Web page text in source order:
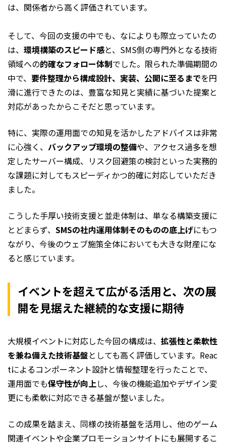
は、関係者から高く評価されています。
そして、今回の支援の中でも、なによりも際立っていたの
は、 環境構築のスピード感と、SMS側の専門外となる技術
領域への的確なフォロー体制でした。限られた準備期間の
中で、 要件整理から構成設計、実装、公開に至るまでを円
滑に進行できたのは、豊富な知見と実績に基づいた提案と
対応があったからこそだと思っています。
特に、実際の運用面での知見を活かしたアドバイスは非常
に心強く、 バックアップ環境の整備や、アクセス過多を想
定したサーバー構成、リスク回避策の検討といった実務的
な課題に対してもスピーディかつ的確に対応していただき
ました。
こうした手厚い技術支援と並走体制は、単なる構築支援に
とどまらず、 SMSの社内運用体制そのものの底上げにもつ
ながり、今後のウェブ施策全体においても大きな財産にな
ると感じています。
イベントを超えて広がる活用と、次の展
開を見据えた継続的な支援に期待
大規模イベントに対応した今回の構成は、 拡張性と柔軟性
を兼ね備えた技術基盤としても高く評価しています。Reac
tによるコンポーネント設計と情報整理を行ったことで、
運用面でも保守性が向上し、今後の機能追加やデザイン変
更にも柔軟に対応できる基盤が整いました。
この成果を踏まえ、同様の技術基盤を活用し、他のゲーム
関連イベントや企業プロモーションサイトにも展開するこ